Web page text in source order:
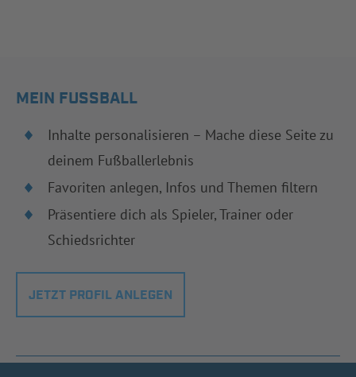
MEIN FUSSBALL
Inhalte personalisieren – Mache diese Seite zu
deinem Fußballerlebnis
Favoriten anlegen, Infos und Themen filtern
Präsentiere dich als Spieler, Trainer oder
Schiedsrichter
JETZT PROFIL ANLEGEN